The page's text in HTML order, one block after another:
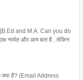
and M.A. Can you do
नार्मल और आम बात है , लेकिन
है? (Email Address